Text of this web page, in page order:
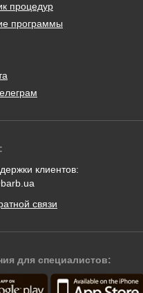
процедур
программы
клиентов:
связи
для специалистов: